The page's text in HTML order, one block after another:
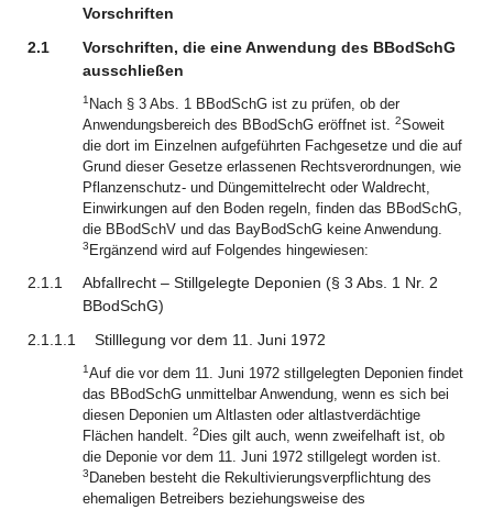
Vorschriften
2.1
Vorschriften, die eine Anwendung des BBodSchG
ausschließen
1 Nach § 3 Abs. 1 BBodSchG ist zu prüfen, ob der
Anwendungsbereich des BBodSchG eröffnet ist. 2Soweit
die dort im Einzelnen aufgeführten Fachgesetze und die auf
Grund dieser Gesetze erlassenen Rechtsverordnungen, wie
Pflanzenschutz- und Düngemittelrecht oder Waldrecht,
Einwirkungen auf den Boden regeln, finden das BBodSchG,
die BBodSchV und das BayBodSchG keine Anwendung.
3 Ergänzend wird auf Folgendes hingewiesen:
2.1.1
Abfallrecht – Stillgelegte Deponien (§ 3 Abs. 1 Nr. 2
BBodSchG)
2.1.1.1
Stilllegung vor dem 11. Juni 1972
1Auf die vor dem 11. Juni 1972 stillgelegten Deponien findet
das BBodSchG unmittelbar Anwendung, wenn es sich bei
diesen Deponien um Altlasten oder altlastverdächtige
Flächen handelt. 2 Dies gilt auch, wenn zweifelhaft ist, ob
die Deponie vor dem 11. Juni 1972 stillgelegt worden ist.
3 Daneben besteht die Rekultivierungsverpflichtung des
ehemaligen Betreibers beziehungsweise des